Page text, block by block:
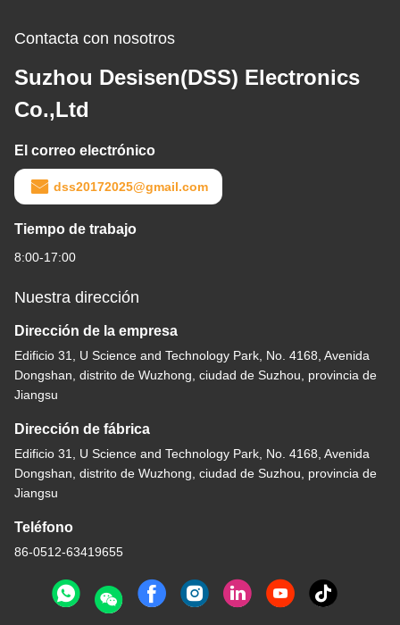
Contacta con nosotros
Suzhou Desisen(DSS) Electronics
Co.,Ltd
El correo electrónico
dss20172025@gmail.com
Tiempo de trabajo
8:00-17:00
Nuestra dirección
Dirección de la empresa
Edificio 31, U Science and Technology Park, No. 4168, Avenida
Dongshan, distrito de Wuzhong, ciudad de Suzhou, provincia de
Jiangsu
Dirección de fábrica
Edificio 31, U Science and Technology Park, No. 4168, Avenida
Dongshan, distrito de Wuzhong, ciudad de Suzhou, provincia de
Jiangsu
Teléfono
86-0512-63419655